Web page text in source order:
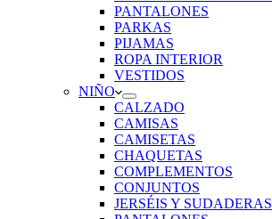
PANTALONES
PARKAS
PIJAMAS
ROPA INTERIOR
VESTIDOS
NIÑO
CALZADO
CAMISAS
CAMISETAS
CHAQUETAS
COMPLEMENTOS
CONJUNTOS
JERSÉIS Y SUDADERAS